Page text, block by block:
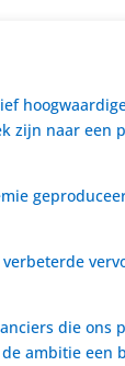
zijn naar een
die
ambitie